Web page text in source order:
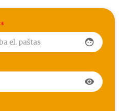
*
face
visibility